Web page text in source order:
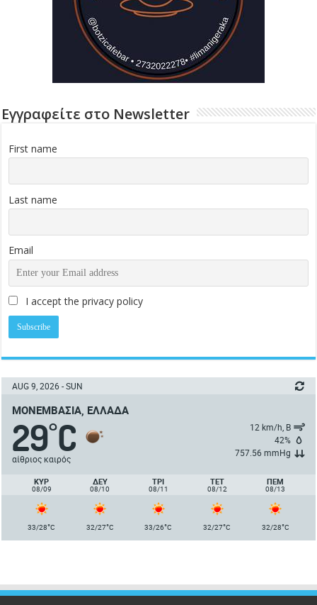
Εγγραφείτε στο Newsletter
First name
Last name
Email
I accept the privacy policy
AUG 9, 2026 - SUN
ΜΟΝΕΜΒΑΣΙΆ, ΕΛΛΆΔΑ
29°C
αίθριος καιρός
12 km/h, Β
42%
757.56 mmHg
ΚΥΡ
08/09
ΔΕΥ
08/10
ΤΡΙ
08/11
ΤΕΤ
08/12
ΠΈΜ
08/13
33/28°C 32/27°C 33/26°C 32/27°C 32/28°C